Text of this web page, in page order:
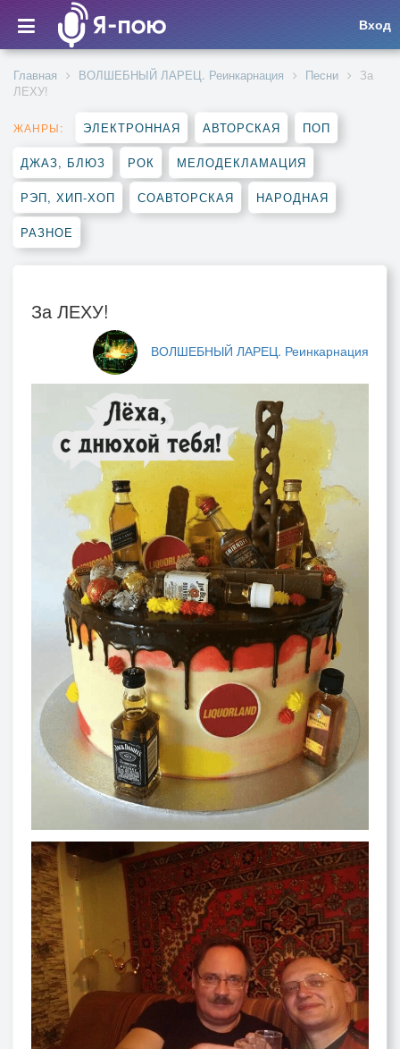
Вход
Главная ВОЛШЕБНЫЙ ЛАРЕЦ. Реинкарнация Песни
За
ЛЕХУ!
ЖАНРЫ: ЭЛЕКТРОННАЯ АВТОРСКАЯ ПОП
ДЖАЗ, БЛЮЗ РОК МЕЛОДЕКЛАМАЦИЯ
РЭП, ХИП-ХОП СОАВТОРСКАЯ НАРОДНАЯ
РАЗНОЕ
За ЛЕХУ!
ВОЛШЕБНЫЙ ЛАРЕЦ. Реинкарнация